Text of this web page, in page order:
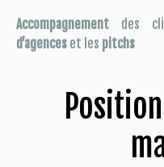
Accompagnement des
d’agences et les pitchs